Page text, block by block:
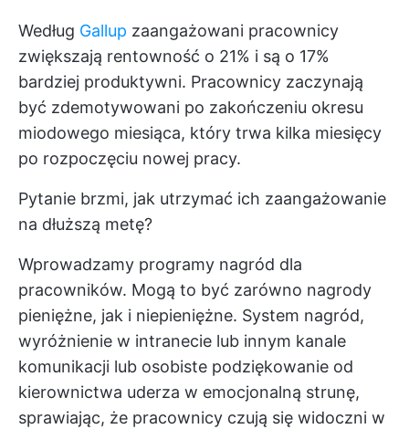
Według Gallup zaangażowani pracownicy
zwiększają rentowność o 21% i są o 17%
bardziej produktywni. Pracownicy zaczynają
być zdemotywowani po zakończeniu okresu
miodowego miesiąca, który trwa kilka miesięcy
po rozpoczęciu nowej pracy.
Pytanie brzmi, jak utrzymać ich zaangażowanie
na dłuższą metę?
Wprowadzamy programy nagród dla
pracowników. Mogą to być zarówno nagrody
pieniężne, jak i niepieniężne. System nagród,
wyróżnienie w intranecie lub innym kanale
komunikacji lub osobiste podziękowanie od
kierownictwa uderza w emocjonalną strunę,
sprawiając, że pracownicy czują się widoczni w